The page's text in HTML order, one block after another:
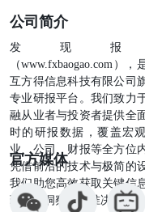
域持续进行技术
此外，超硬刀具
给予公司“买入”
公司可实现归母
元，对应EPS分
为17.11倍、
动鼓持续放量、
速，AIDC行业
外产能落地带动
长赛道。首次覆
示：下游需求不
务拓展不及预期
公司简介
发现报
（www.fxbaogao.com），
互方得信息科技有限公司
专业研报平台。我们致力
融从业者与投资者提供全
时的研报数据，覆盖宏
业、公司、财报等全方位
凭借前沿的技术与极简的
我们助您高效获取关键信
现深度洞察与精准决策。
官方媒体